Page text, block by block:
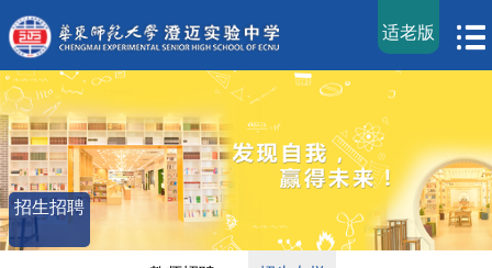
适老版
招生招聘